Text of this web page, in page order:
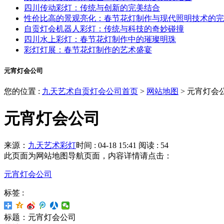
四川传动彩灯：传统与创新的完美结合
性价比高的景观亮化：春节花灯制作与现代照明技术的
自贡灯会机器人彩灯：传统与科技的奇妙碰撞
四川水上彩灯：春节花灯制作中的璀璨明珠
彩灯灯展：春节花灯制作的艺术盛宴
元宵灯会公司
您的位置 : 九天艺术自贡灯会公司首页 > 网站地图 > 元宵灯会
元宵灯会公司
来源： 九天艺术彩灯时间 : 04-18 15:41 阅读 : 54
此页面为网站地图导航页面，内容详情请点击：
元宵灯会公司
标签 :
标题：元宵灯会公司